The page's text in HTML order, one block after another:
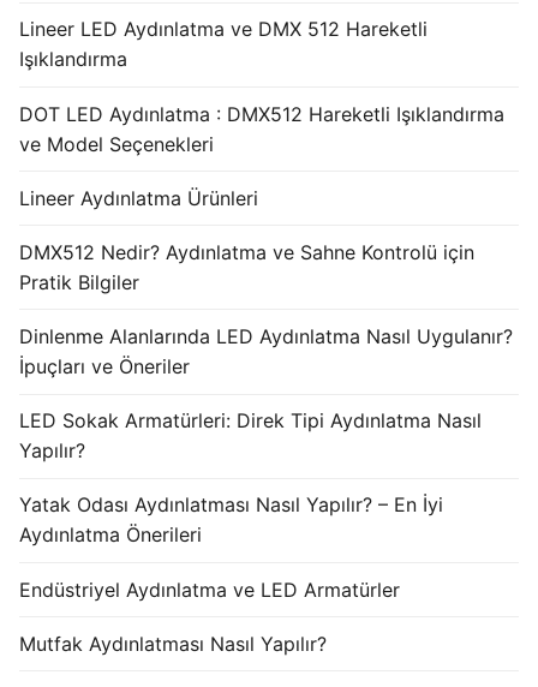
Lineer LED Aydınlatma ve DMX 512 Hareketli
Işıklandırma
DOT LED Aydınlatma : DMX512 Hareketli Işıklandırma
ve Model Seçenekleri
Lineer Aydınlatma Ürünleri
DMX512 Nedir? Aydınlatma ve Sahne Kontrolü için
Pratik Bilgiler
Dinlenme Alanlarında LED Aydınlatma Nasıl Uygulanır?
İpuçları ve Öneriler
LED Sokak Armatürleri: Direk Tipi Aydınlatma Nasıl
Yapılır?
Yatak Odası Aydınlatması Nasıl Yapılır? – En İyi
Aydınlatma Önerileri
Endüstriyel Aydınlatma ve LED Armatürler
Mutfak Aydınlatması Nasıl Yapılır?